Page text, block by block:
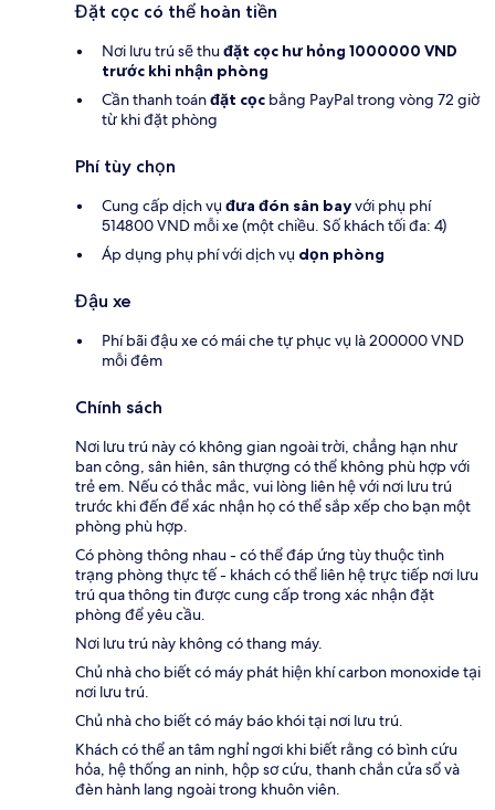
Đặt cọc có thể hoàn tiền
Nơi lưu trú sẽ thuđặt cọc hư hỏng 1000000 VND
trước khi nhận phòng
Cần thanh toánđặt cọc bằng PayPal trong vòng 72 giờ
từ khi đặt phòng
Phí tùy chọn
Cung cấp dịch vụ đưa đón sân bayvới phụ phí
514800 VND mỗi xe (một chiều. Số khách tối đa: 4)
Áp dụng phụ phí với dịch vụ dọn phòng
Đậu xe
Phí bãi đậu xe có mái che tự phục vụ là 200000 VND
mỗi đêm
Chính sách
Nơi lưu trú này có không gian ngoài trời, chẳng hạn như
ban công, sân hiên, sân thượng có thể không phù hợp với
trẻ em. Nếu có thắc mắc, vui lòng liên hệ với nơi lưu trú
trước khi đến để xác nhận họ có thể sắp xếp cho bạn một
phòng phù hợp.
Có phòng thông nhau - có thể đáp ứng tùy thuộc tình
trạng phòng thực tế - khách có thể liên hệ trực tiếp nơi lưu
trú qua thông tin được cung cấp trong xác nhận đặt
phòng để yêu cầu.
Nơi lưu trú này không có thang máy.
Chủ nhà cho biết có máy phát hiện khí carbon monoxide tại
nơi lưu trú.
Chủ nhà cho biết có máy báo khói tại nơi lưu trú.
Khách có thể an tâm nghỉ ngơi khi biết rằng có bình cứu
hỏa, hệ thống an ninh, hộp sơ cứu, thanh chắn cửa sổ và
đèn hành lang ngoài trong khuôn viên.